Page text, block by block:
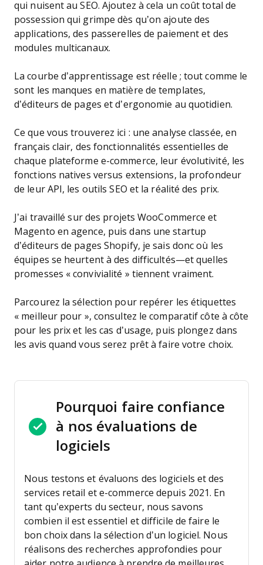
qui nuisent au SEO. Ajoutez à cela un coût total de
possession qui grimpe dès qu’on ajoute des
applications, des passerelles de paiement et des
modules multicanaux.
La courbe d’apprentissage est réelle ; tout comme le
sont les manques en matière de templates,
d’éditeurs de pages et d’ergonomie au quotidien.
Ce que vous trouverez ici : une analyse classée, en
français clair, des fonctionnalités essentielles de
chaque plateforme e-commerce, leur évolutivité, les
fonctions natives versus extensions, la profondeur
de leur API, les outils SEO et la réalité des prix.
J’ai travaillé sur des projets WooCommerce et
Magento en agence, puis dans une startup
d’éditeurs de pages Shopify, je sais donc où les
équipes se heurtent à des difficultés—et quelles
promesses « convivialité » tiennent vraiment.
Parcourez la sélection pour repérer les étiquettes
« meilleur pour », consultez le comparatif côte à côte
pour les prix et les cas d’usage, puis plongez dans
les avis quand vous serez prêt à faire votre choix.
Pourquoi faire confiance
à nos évaluations de
logiciels
Nous testons et évaluons des logiciels et des
services retail et e-commerce depuis 2021. En
tant qu’experts du secteur, nous savons
combien il est essentiel et difficile de faire le
bon choix dans la sélection d’un logiciel. Nous
réalisons des recherches approfondies pour